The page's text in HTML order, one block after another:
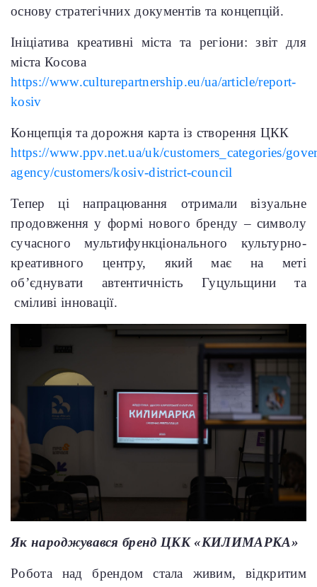
основу стратегічних документів та концепцій.
Ініціатива креативні міста та регіони: звіт для
міста Косова
https://www.culturepartnership.eu/ua/article/report-
kosiv
Концепція та дорожня карта із створення ЦКК
https://www.ppv.net.ua/uk/customers_categories/
agency/customers/kosiv-district-council
Тепер ці напрацювання отримали візуальне
продовження у формі нового бренду – символу
сучасного мультифункціонального культурно-
креативного центру, який має на меті
об’єднувати автентичність Гуцульщини та
сміливі інновації.
Як народжувався бренд ЦКК «КИЛИМАРКА»
Робота над брендом стала живим, відкритим